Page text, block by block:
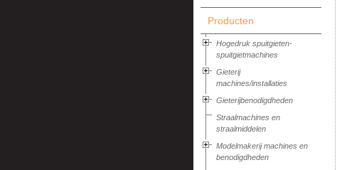
Producten
Hogedruk spuitgieten-
spuitgietmachines
Gieterij
machines/installaties
Gieterijbenodigdheden
Straalmachines en
straalmiddelen
Modelmakerij machines en
benodigdheden